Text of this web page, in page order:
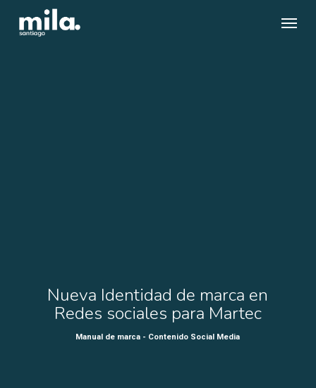
Nueva Identidad de marca en
Redes sociales para Martec
Manual de marca - Contenido Social Media